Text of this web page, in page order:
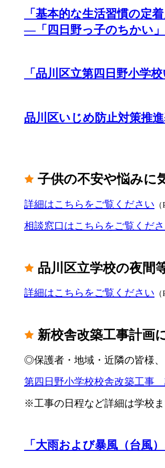
「基本的な生活習慣の定
―「四日野っ子のちかい
「品川区立第四日野小学
品川区いじめ防止対策推
子供の不安や悩みに
詳細はこちらをご覧ください
相談窓口はこちらをご覧くだ
品川区立学校の夜間
詳細はこちらをご覧ください
新校舎改築工事計画
◎保護者・地域・近隣の皆様、
第四日野小学校校舎改築工事
※工事の日程など詳細は学校ま
「大雨および暴風（台風